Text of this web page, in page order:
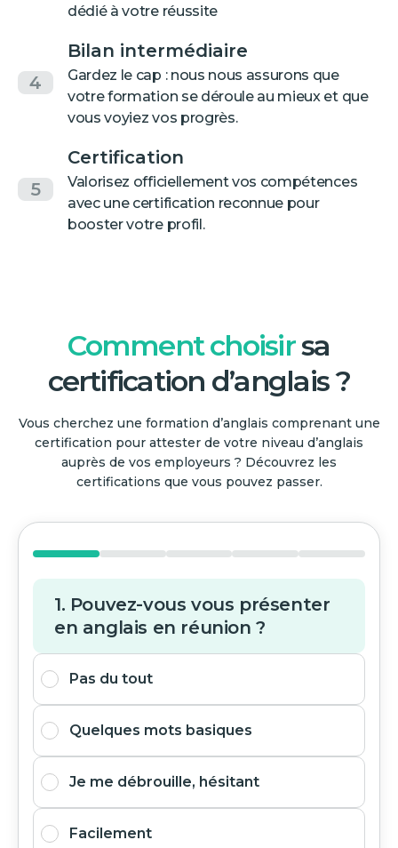
dédié à votre réussite
4
Bilan intermédiaire
Gardez le cap : nous nous assurons que
votre formation se déroule au mieux et que
vous voyiez vos progrès.
5
Certification
Valorisez officiellement vos compétences
avec une certification reconnue pour
booster votre profil.
Comment choisirsa
certification d’anglais ?
Vous cherchez une formation d’anglais comprenant une
certification pour attester de votre niveau d’anglais
auprès de vos employeurs ? Découvrez les
certifications que vous pouvez passer.
1. Pouvez-vous vous présenter
en anglais en réunion ?
Pas du tout
Quelques mots basiques
Je me débrouille, hésitant
Facilement